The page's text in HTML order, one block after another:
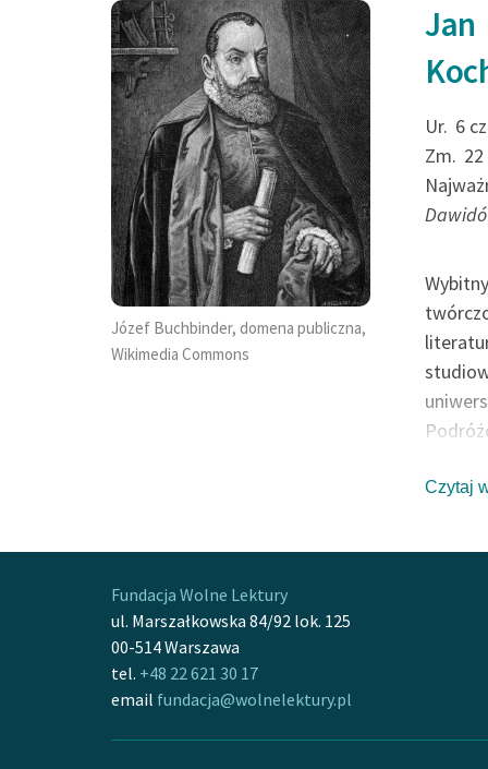
Józef Buchbinder, domena publiczna,
Wikimedia Commons
Jan
Ur. 6
Zm.
1575 r.
Czytaj
I tak we łbie
trzeźwiu niewiele,
A ostatek chcą
miłe...
Jan Kochanowski, Pieśni,
Pieśń XVIII (Czołem za
panie sąsiedzie...)
Fundacja Wolne Lektury
ul. Marszałkowska 84/92 lok. 125
00-514 Warszawa
tel. +48 22 621 30 17
email fundacja@wolnelektury.pl